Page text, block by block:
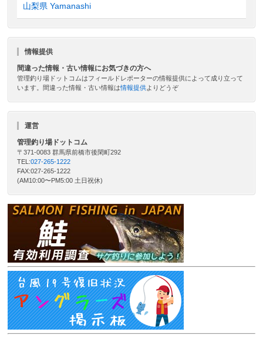
山梨県 Yamanashi
情報提供
間違った情報・古い情報にお気づきの方へ
管理釣り場ドットコムはフィールドレポーターの情報提供によって成り立って
います。間違った情報・古い情報は情報提供よりどうぞ
運営
管理釣り場ドットコム
〒371-0083 群馬県前橋市後閑町292
TEL:027-265-1222
FAX:027-265-1222
(AM10:00〜PM5:00 土日祝休)